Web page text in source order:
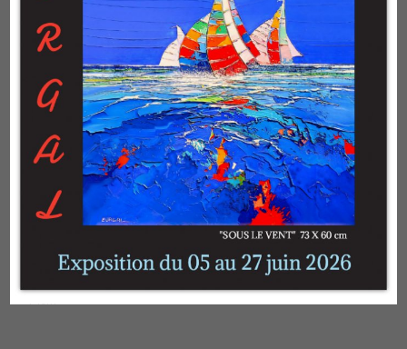
En savoir plus
Catégorie :WATEAU Pauline
Description
74cm